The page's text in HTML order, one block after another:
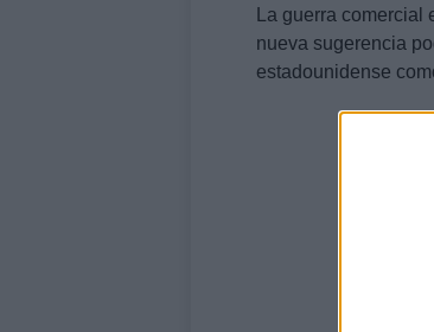
La guerra
nueva sugerencia
estadounidense